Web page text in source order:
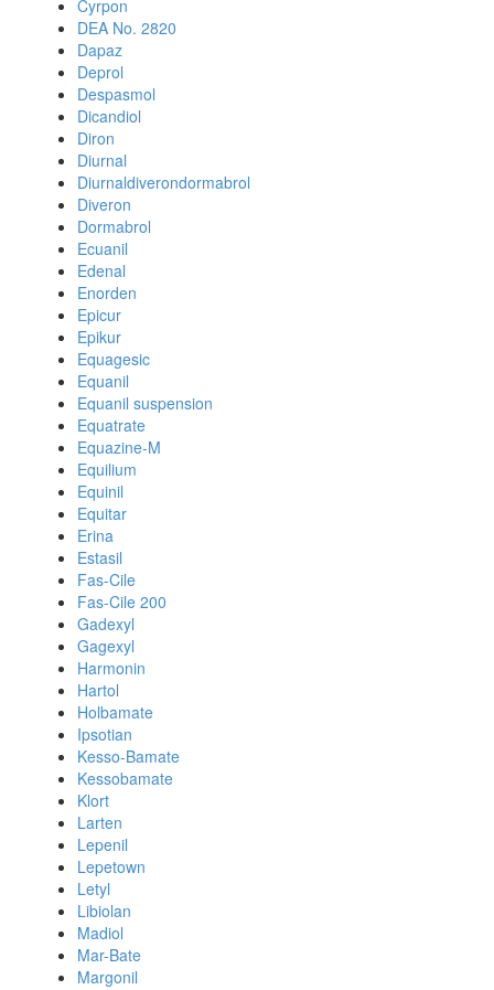
Cyrpon
DEA No. 2820
Dapaz
Deprol
Despasmol
Dicandiol
Diron
Diurnal
Diurnaldiverondormabrol
Diveron
Dormabrol
Ecuanil
Edenal
Enorden
Epicur
Epikur
Equagesic
Equanil
Equanil suspension
Equatrate
Equazine-M
Equilium
Equinil
Equitar
Erina
Estasil
Fas-Cile
Fas-Cile 200
Gadexyl
Gagexyl
Harmonin
Hartol
Holbamate
Ipsotian
Kesso-Bamate
Kessobamate
Klort
Larten
Lepenil
Lepetown
Letyl
Libiolan
Madiol
Mar-Bate
Margonil